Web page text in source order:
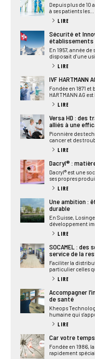
Depuis plus de 10
à ses patients les...
LIRE
Sécurité et
établissements
En 1957, année
disposait d’une
LIRE
IVF
Fondée en 1871 et
HARTMANN AG est
LIRE
Versa HD : des
alliés à une
Pionnière des
cancer et des
LIRE
Dacryl® :
Dacryl® est une
ses propres
LIRE
Une ambition :
durable
En Suisse,
développement
LIRE
SOCAMEL :
service de la
Faciliter la
particulier celles
LIRE
Accompagner
de santé
Kheops
humaine qui
LIRE
Car votre
Fondée en 1986,
rapidement